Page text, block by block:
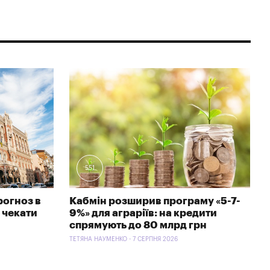
в
чекати
551
Кабмін розширив програму «5-7-
9%» для аграріїв: на кредити
спрямують до 80 млрд грн
ТЕТЯНА НАУМЕНКО - 7 СЕРПНЯ 2026